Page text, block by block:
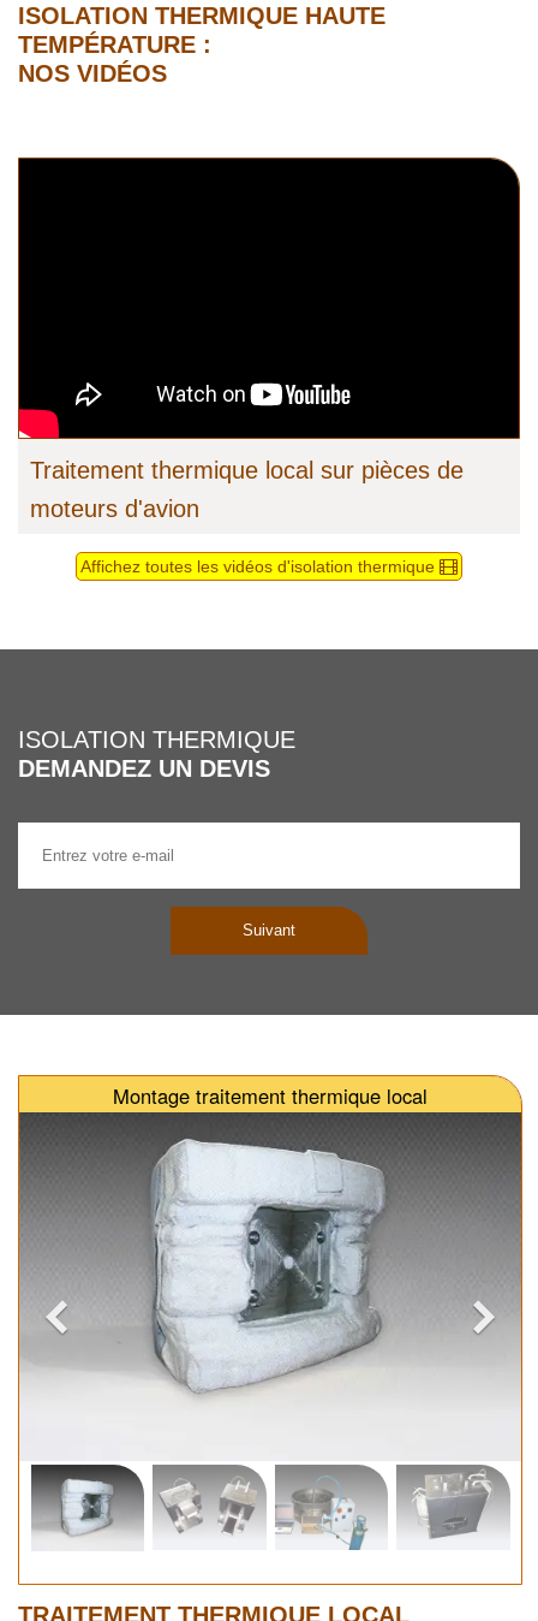
ISOLATION THERMIQUE HAUTE
TEMPÉRATURE :
NOS VIDÉOS
Traitement thermique local sur pièces de
moteurs d'avion
Affichez toutes les vidéos d'isolation thermique
ISOLATION THERMIQUE
DEMANDEZ UN DEVIS
Suivant
Montage traitement thermique local
TRAITEMENT THERMIQUE LOCAL